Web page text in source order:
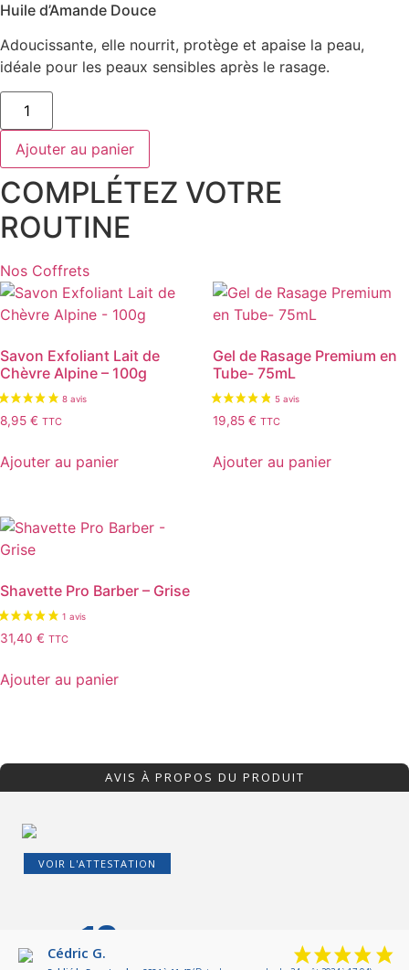
Huile d’Amande Douce
Adoucissante, elle nourrit, protège et apaise la peau,
idéale pour les peaux sensibles après le rasage.
quantité
Baume
Apaisant
Après
Rasage
-
100mL
Ajouter au panier
COMPLÉTEZ VOTRE
ROUTINE
Nos Coffrets
Savon Exfoliant Lait de
Chèvre Alpine – 100g
8,95 € TTC
Ajouter au panier
Gel de Rasage Premium en
Tube- 75mL
19,85 € TTC
Ajouter au panier
Shavette Pro Barber – Grise
31,40 € TTC
Ajouter au panier
AVIS À PROPOS DU PRODUIT
VOIR L'ATTESTATION
10
Cédric G.